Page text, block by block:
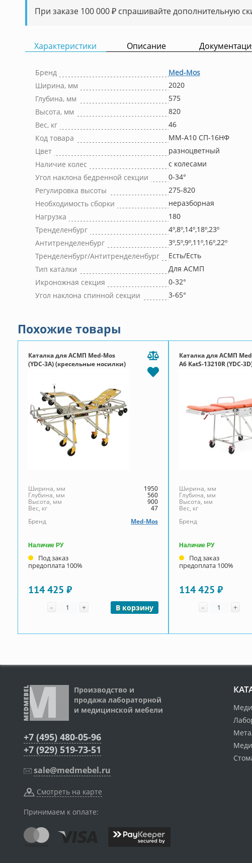
При заказе 100 000 ₽ спрашивайте дополнительную
Характеристики Описание
Бренд
Med-Mos
Ширина, мм
2020
Глубина, мм
575
Высота, мм
820
Вес, кг
46
Код товара
ММ-А10 СП-16НФ
Цвет
разноцветный
Наличие колес
с колесами
Угол наклона бедренной секции
0-34°
Регулировка высоты
275-820
Необходимость сборки
неразборная
Нагрузка
180
Тренделенбург
4º,8º,14º,18º,23º
Антитренделенбург
3º,5º,9º,11º,16º,22º
Тренделенбург/Антитренделенбург
Есть/Есть
Тип каталки
Для АСМП
Икроножная секция
0-32°
Угол наклона спинной секции
3-65°
Похожие товары
Каталка для АСМП Med-Mos
(YDC-3A) (кресельные носилки)
Ширина, мм 1950
Глубина, мм 560
Высота, мм 900
Вес, кг
47
Бренд
Med-Mos
Наличие РУ
Под заказ
предоплата 100%
114 425 ₽
- Количество
+ В корзину
Каталка для АСМП
А6 KatS-13210R (YDC-
Ширина, мм
Глубина, мм
Высота, мм
Вес, кг
Бренд
Наличие РУ
Под заказ
предоплата 100%
114 425 ₽
- Количество
+
Производство и
продажа лабораторной
и медицинской мебели
+7 (495) 480-05-96
+7 (929) 519-73-51
sale@medmebel.ru
Смотреть на карте
Принимаем к оплате: